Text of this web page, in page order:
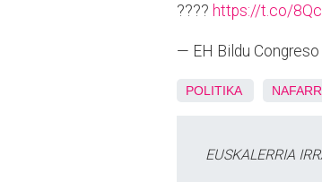
???? https://t.co/
— EH Bildu
POLITIKA
EUSKALERRIA